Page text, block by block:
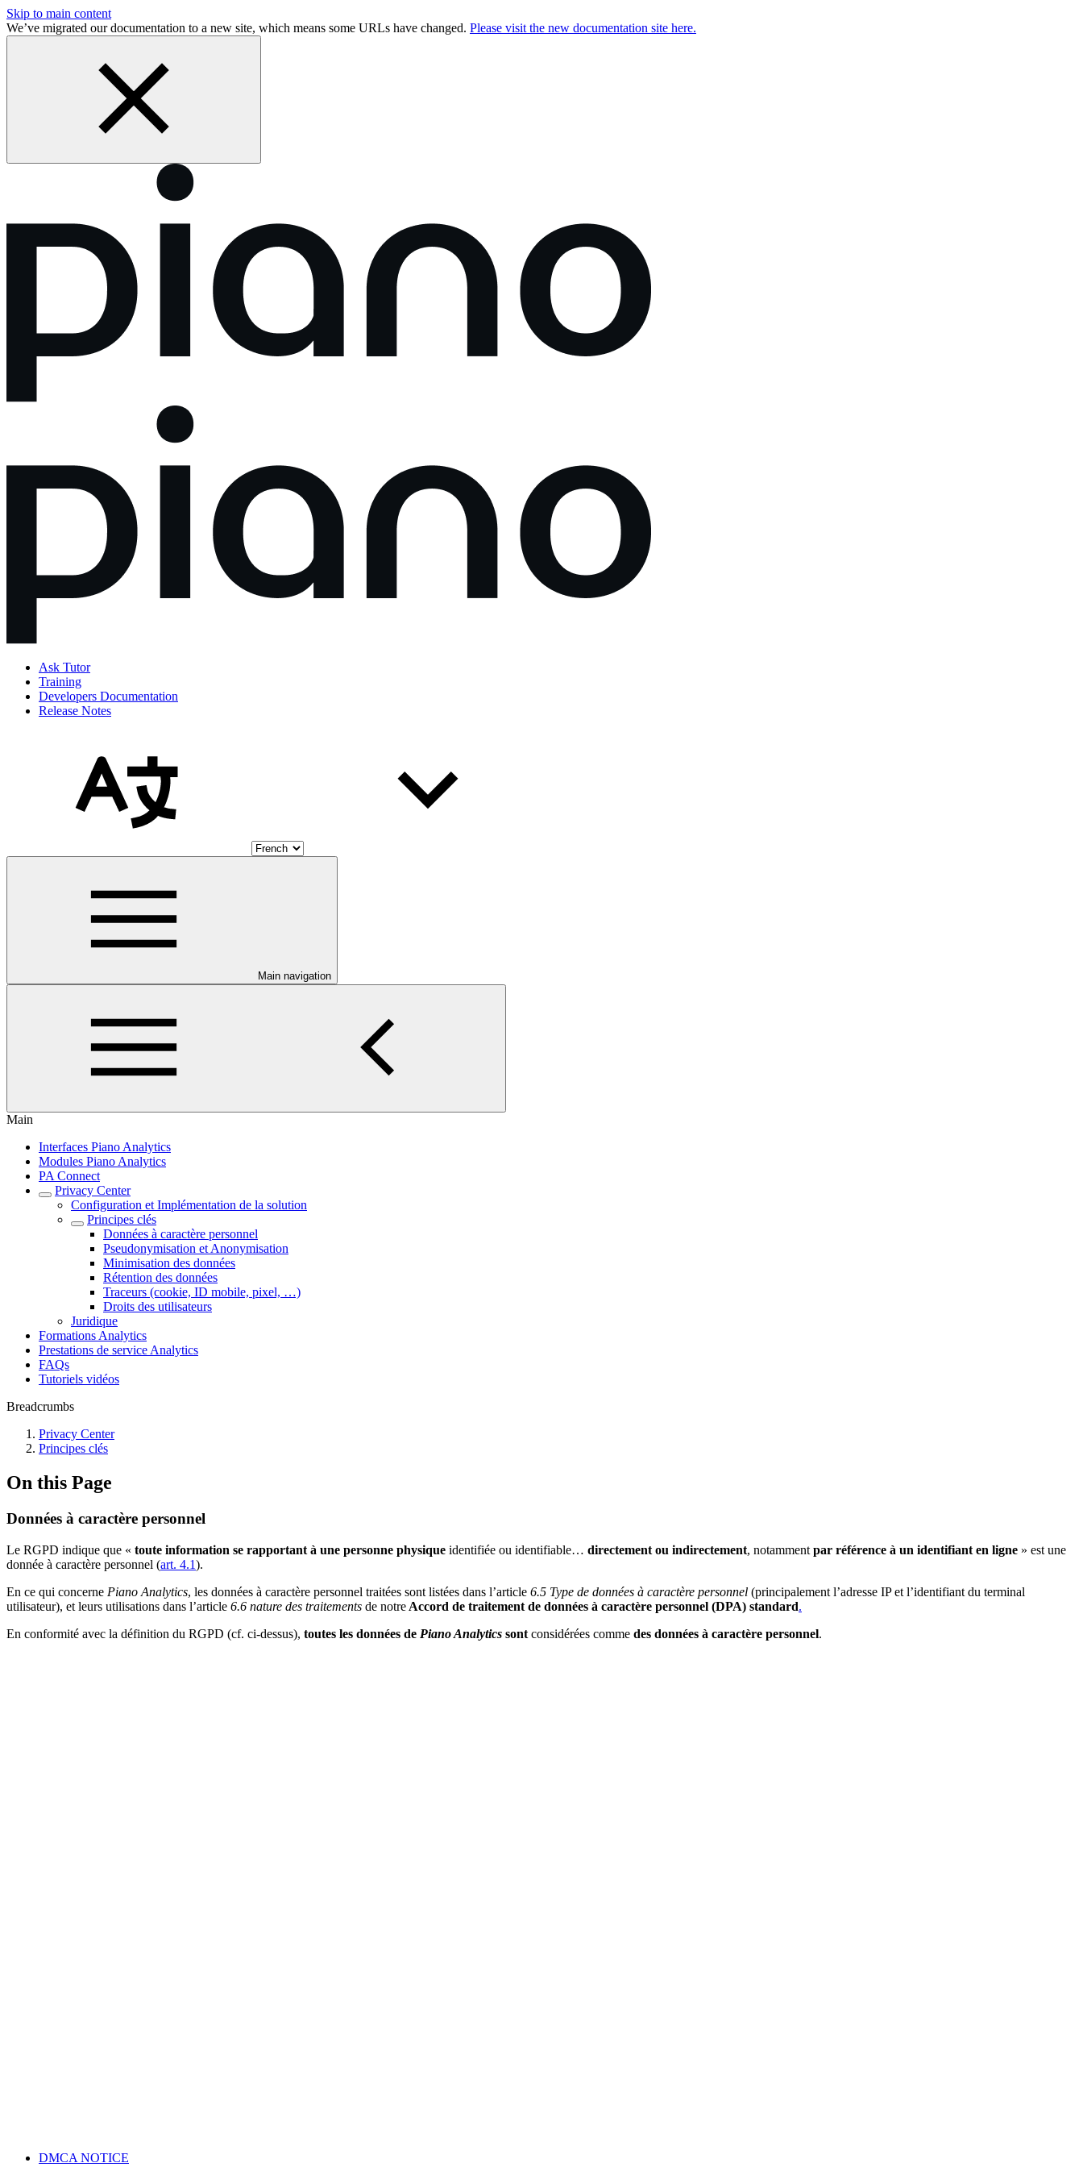
Skip to main content
We’ve migrated our documentation to a new site, which means some URLs have changed. Please visit the new documentation site here.
Ask Tutor
Training
Developers Documentation
Release Notes
Main navigation
Main
Interfaces Piano Analytics
Modules Piano Analytics
PA Connect
Privacy Center
Configuration et Implémentation de la solution
Principes clés
Données à caractère personnel
Pseudonymisation et Anonymisation
Minimisation des données
Rétention des données
Traceurs (cookie, ID mobile, pixel, …)
Droits des utilisateurs
Juridique
Formations Analytics
Prestations de service Analytics
FAQs
Tutoriels vidéos
Breadcrumbs
Privacy Center
Principes clés
On this Page
Données à caractère personnel
Le RGPD indique que « toute information se rapportant à une personne physique identifiée ou identifiable… directement ou indirectement, notamment par référence à un identifiant en ligne » est une
donnée à caractère personnel (art. 4.1).
En ce qui concerne Piano Analytics, les données à caractère personnel traitées sont listées dans l’article 6.5 Type de données à caractère personnel (principalement l’adresse IP et l’identifiant du terminal
utilisateur), et leurs utilisations dans l’article 6.6 nature des traitements de notre Accord de traitement de données à caractère personnel (DPA) standard.
En conformité avec la définition du RGPD (cf. ci-dessus), toutes les données de Piano Analytics sont considérées comme des données à caractère personnel.
DMCA NOTICE